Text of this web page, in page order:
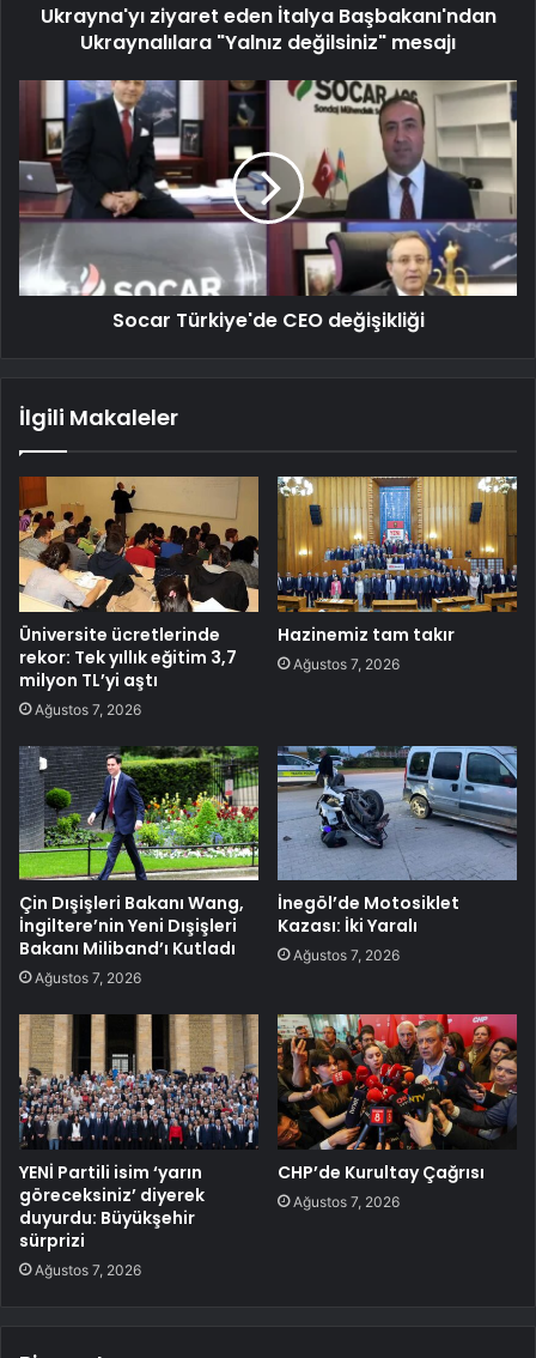
Ukrayna'yı ziyaret eden İtalya Başbakanı'ndan
Ukraynalılara "Yalnız değilsiniz" mesajı
Socar Türkiye'de CEO değişikliği
İlgili Makaleler
Üniversite ücretlerinde
rekor: Tek yıllık eğitim 3,7
milyon TL’yi aştı
Ağustos 7, 2026
Hazinemiz tam takır
Ağustos 7, 2026
Çin Dışişleri Bakanı Wang,
İngiltere’nin Yeni Dışişleri
Bakanı Miliband’ı Kutladı
Ağustos 7, 2026
İnegöl’de Motosiklet
Kazası: İki Yaralı
Ağustos 7, 2026
YENİ Partili isim ‘yarın
göreceksiniz’ diyerek
duyurdu: Büyükşehir
sürprizi
Ağustos 7, 2026
CHP’de Kurultay Çağrısı
Ağustos 7, 2026